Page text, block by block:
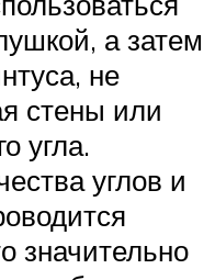
а затем
не
стены или
угла.
углов и
значительно